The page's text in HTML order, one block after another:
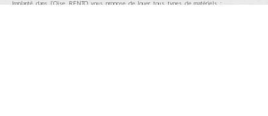
Implanté dans l’Oise, RENTO vous propose de louer tous types de matériels :